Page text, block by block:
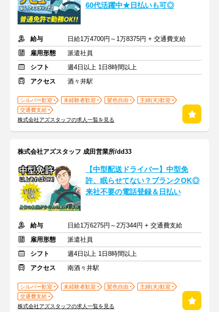
60代活躍中★日払いも可◎
給与
日給1万4700円～1万8375円 + 交通費支給
雇用形態
派遣社員
シフト
週4日以上 1日8時間以上
アクセス
酒々井駅
シルバー歓迎 未経験者歓迎 髪色自由
主婦(夫)歓迎
交通費支給
株式会社アズスタッフの求人一覧を見る
株式会社アズスタッフ 成田営業所/dd33
【中型配送ドライバー】中型免
許、眠らせてない？ブランクOK◎
来社不要の電話登録＆日払い
給与
日給1万6275円～2万344円 + 交通費支給
雇用形態
派遣社員
シフト
週4日以上 1日8時間以上
アクセス
南酒々井駅
シルバー歓迎 未経験者歓迎 髪色自由
主婦(夫)歓迎
交通費支給
株式会社アズスタッフの求人一覧を見る